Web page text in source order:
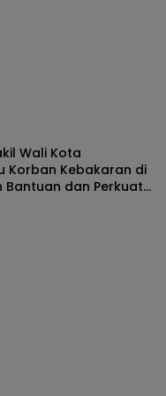
Wali Kota
Korban Kebakaran di
Bantuan dan Perkuat